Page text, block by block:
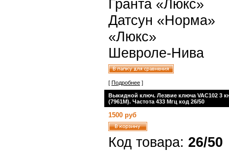
Гранта «Люкс»
Датсун «Норма»
«Люкс»
Шевроле-Нива
[ Подробнее ]
Выкидной ключ. Лезвие ключа VAC102 3
(7961M). Частота 433 Мгц код 26/50
1500 руб
Код товара: 26/50